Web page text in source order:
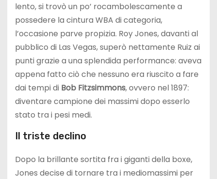
lento, si trovò un po’ rocambolescamente a
possedere la cintura WBA di categoria,
l’occasione parve propizia. Roy Jones, davanti al
pubblico di Las Vegas, superò nettamente Ruiz ai
punti grazie a una splendida performance: aveva
appena fatto ciò che nessuno era riuscito a fare
dai tempi di Bob Fitzsimmons, ovvero nel 1897:
diventare campione dei massimi dopo esserlo
stato tra i pesi medi.
Il triste declino
Dopo la brillante sortita fra i giganti della boxe,
Jones decise di tornare tra i mediomassimi per